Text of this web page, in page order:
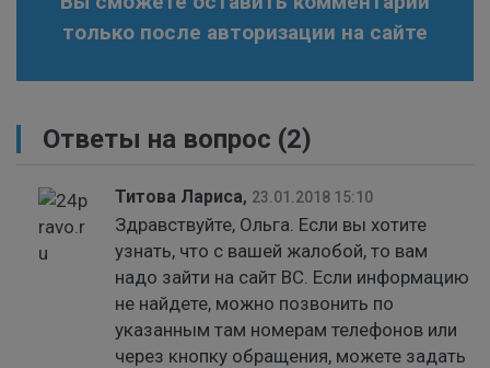
только после авторизации на сайте
Ответы на вопрос (2)
Титова Лариса, 23.01.2018 15:10
Здравствуйте, Ольга. Если вы хотите
узнать, что с вашей жалобой, то вам
надо зайти на сайт ВС. Если информацию
не найдете, можно позвонить по
указанным там номерам телефонов или
через кнопку обращения, можете задать